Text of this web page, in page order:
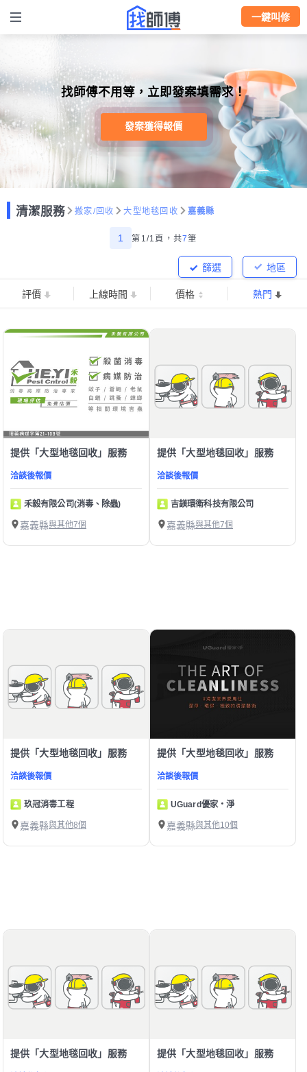
一鍵叫修
找師傅不用等，立即發案填需求！
發案獲得報價
清潔服務 搬家/回收 大型地毯回收 嘉義縣
1 第1/1頁， 共7筆
地區
篩選
評價 上線時間 價格 熱門
提供「大型地毯回收」服務
洽談後報價
禾毅有限公司(消毒、除蟲)
嘉義縣與其他7個
提供「大型地毯回收」服務
洽談後報價
吉鎂環衛科技有限公司
嘉義縣與其他7個
提供「大型地毯回收」服務
洽談後報價
玖冠消毒工程
嘉義縣與其他8個
提供「大型地毯回收」服務
洽談後報價
UGuard優家・淨
嘉義縣與其他10個
提供「大型地毯回收」服務 提供「大型地毯回收」服務